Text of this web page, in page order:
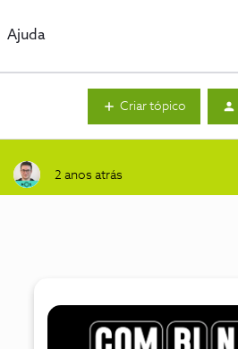
Ajuda
Criar tópico
2 anos atrás